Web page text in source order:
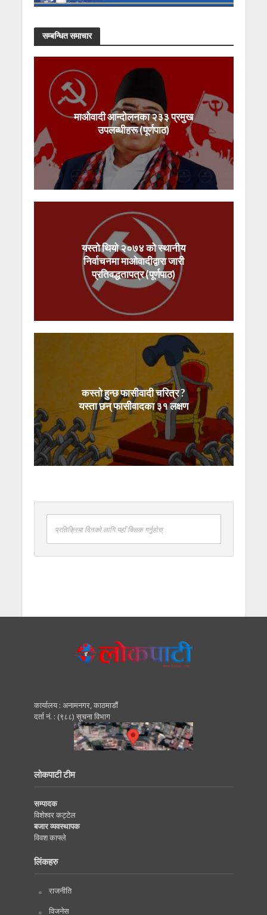
सम्बन्धित समाचार
माओवादी आन्दोलनका २३३ प्रमुख
उपलब्धीहरू (पूर्णपाठ)
यस्तो थियो २०७४ को स्थानीय
निर्वाचनमा माओवादीद्वारा जारी
प्रतिवद्धतापत्र (पूर्णपाठ)
कस्तो हुन्छ फासीवादी चरित्र ?
यस्ता छन् फासीवादका ३१ लक्षण
प्रतिक्रिया दिनको लागि यहाँ क्लिक गर्नुहोस्
कार्यालय : अनामनगर, काठमाडाैं
दर्ता नं. : (९८८) सूचना विभाग
लोकपाटी टीम
सम्पादक
विशेश्वर कट्टेल
बजार व्यवस्थापक
विवश काफ्ले
लिंकहरु
राजनीति
विजनेस